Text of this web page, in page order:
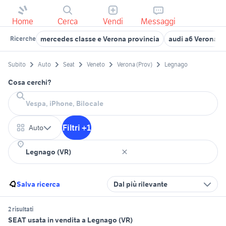
Home Cerca Vendi Messaggi
Ricerche mercedes classe e Verona provincia audi a6 Verona
Subito Auto Seat Veneto Verona (Prov) Legnago
Cosa cerchi?
Auto Filtri +1
Salva ricerca Dal più rilevante
2 risultati
SEAT usata in vendita a Legnago (VR)